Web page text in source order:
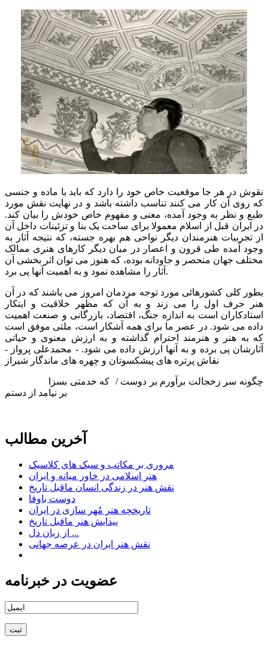
نقوش در هر جا موقعیت خاص خود را دارد که باید با ماده و جنسی
که روی آن کار می کنند تناسب داشته باشد و در نهایت نقش مورد
طبع و نظر به وجود آمده، معنی و مفهوم خاص خودش را بیان کند.
در ایران قبل از اسلام معمولا برای ساخت یک بنا و تزئینات داخل آن
از تجربیات هنرمندان دیگر نواحی هم بهره جسته، که نتیجه آثار به
وجود آمده طی قرون و اعصار در میان دیگر کارهای هنری ممالک
مختلف جهان منحصر و جاودانه بوده، که هنوز می توان اثر بخشی آن
آثار را مشاهده نمود و به اهمیت آنها پی برد.
بطور کلی کشورهائی مورد توجه مردمان امروز می باشند که در آن
هنر حرف اول را می زند و به آن که مظهر خلاقیت و ابتکار
استادکاران است به اندازه جنگ، اقتصاد، بازرگانی و صنعت اهمیت
داده می شود. در عصر ما برای همه آشکار است، ملتی موفق است
که به هنر و هنرمند احترام گذاشته و به ارزش معنوی و حیاتی
آثارشان پی برده و به آنها ارزش داده می شود. - محمدعلی پرواز -
نقاش پرتره های پیشکسوتان و چهره های ماندگار شیراز
بر نیامد از دستم
آخرین مطالب
مروری بر مکاتب و سبک های کلاسیک
هنر اسلامی در خاور میانه و ایران
نقش هنر در زندگی انسان ماقبل تاریخ
دوست باوفا
تاریخچه هنر مُهر سازی در ایران
پیدایش هنر ماقبل تاریخ
از زبان دل ...
نقش هنر ایران در عرصه جهانی
عضویت در خبرنامه